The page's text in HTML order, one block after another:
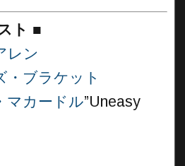
ト ■
レン
・ブラケット
マカードル”Uneasy